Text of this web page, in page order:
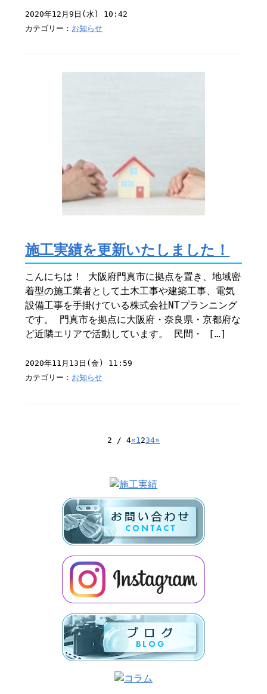
2020年12月9日(水) 10:42
カテゴリー： お知らせ
施工実績を更新いたしました！
こんにちは！ 大阪府門真市に拠点を置き、地域密
着型の施工業者として土木工事や建築工事、電気
設備工事を手掛けている株式会社NTプランニング
です。 門真市を拠点に大阪府・奈良県・京都府な
ど近隣エリアで活動しています。 民間・ […]
2020年11月13日(金) 11:59
カテゴリー： お知らせ
2 / 4«1234»